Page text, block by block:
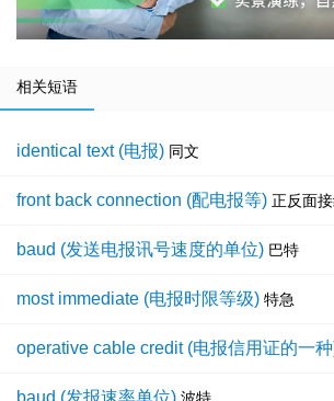
相关短语
identical text (电报) 同文
front back connection (配电报等) 正反面
baud (发送电报讯号速度的单位) 巴特
most immediate (电报时限等级) 特急
operative cable credit (电报信用证的一